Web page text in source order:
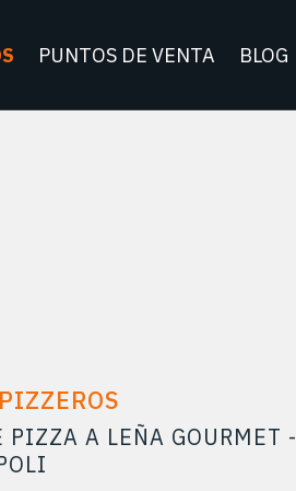
PUNTOS DE VENTA BLOG
PIZZA A LEÑA GOURMET -